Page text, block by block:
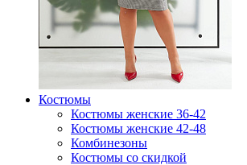
Костюмы
Костюмы женские 36-42
Костюмы женские 42-48
Комбинезоны
Костюмы со скидкой